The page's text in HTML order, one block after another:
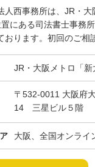
人西事務所は、JR・
にある司法書士事務
おります。初回のご相
JR・大阪メトロ「
〒532-0011 大阪府
14 三星ビル５階
大阪、全国オンライ